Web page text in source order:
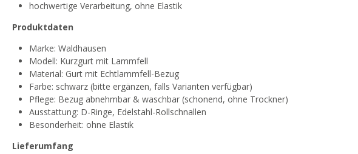
hochwertige Verarbeitung, ohne Elastik
Produktdaten
Marke: Waldhausen
Modell: Kurzgurt mit Lammfell
Material: Gurt mit Echtlammfell-Bezug
Farbe: schwarz (bitte ergänzen, falls Varianten verfügbar)
Pflege: Bezug abnehmbar & waschbar (schonend, ohne Trockner)
Ausstattung: D-Ringe, Edelstahl-Rollschnallen
Besonderheit: ohne Elastik
Lieferumfang